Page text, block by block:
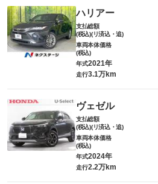
ハリアー
支払総額
(税込)(リ済込・追)
車両本体価格
(税込)
年式2021年
走行3.1万km
ヴェゼル
支払総額
(税込)(リ済込・追)
車両本体価格
(税込)
年式2024年
走行2.2万km